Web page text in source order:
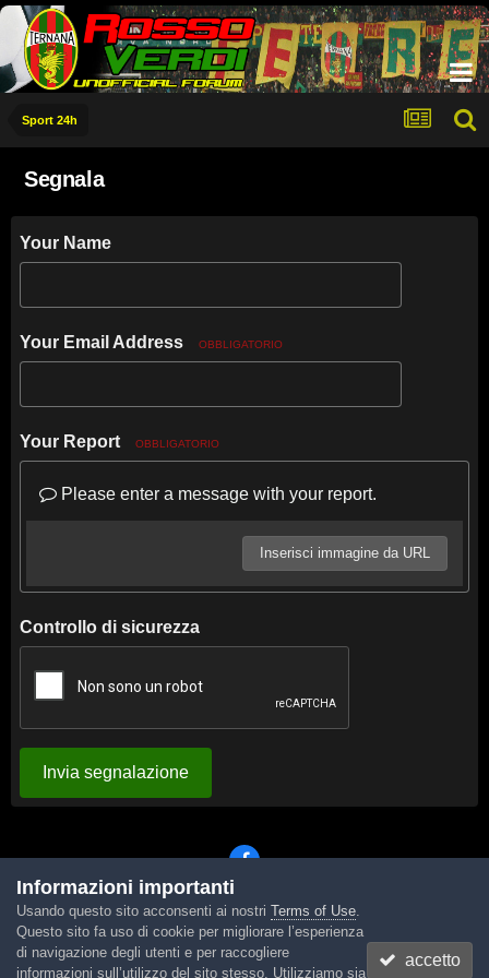
Sport 24h
Segnala
Your Name
Your Email Address OBBLIGATORIO
Your Report OBBLIGATORIO
Please enter a message with your report.
Inserisci immagine da URL
Controllo di sicurezza
Invia segnalazione
Lingua Tema Contattaci Cookies
Powered by Invision Community
Informazioni importanti
Usando questo sito acconsenti ai nostri Terms of Use.
Questo sito fa uso di cookie per migliorare l’esperienza
di navigazione degli utenti e per raccogliere
informazioni sull’utilizzo del sito stesso. Utilizziamo sia
accetto